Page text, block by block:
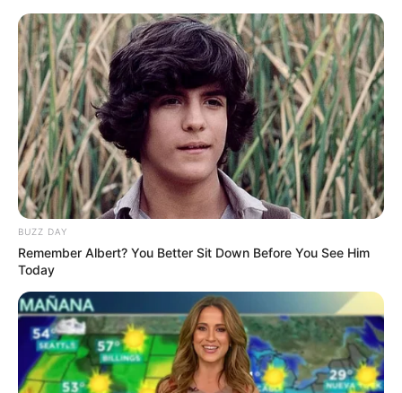
BUZZ DAY
Remember Albert? You Better Sit Down Before You See Him
Today